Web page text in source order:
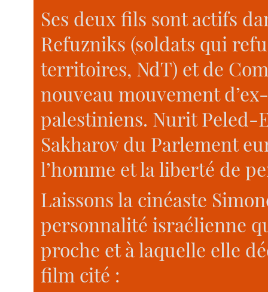
Ses deux fils sont actifs
Refuzniks (soldats qui
territoires, NdT) et de
nouveau mouvement
palestiniens. Nurit Peled-
Sakharov du Parlement
l’homme et la liberté de
Laissons la cinéaste
personnalité israélienne
proche et à laquelle elle
film cité :